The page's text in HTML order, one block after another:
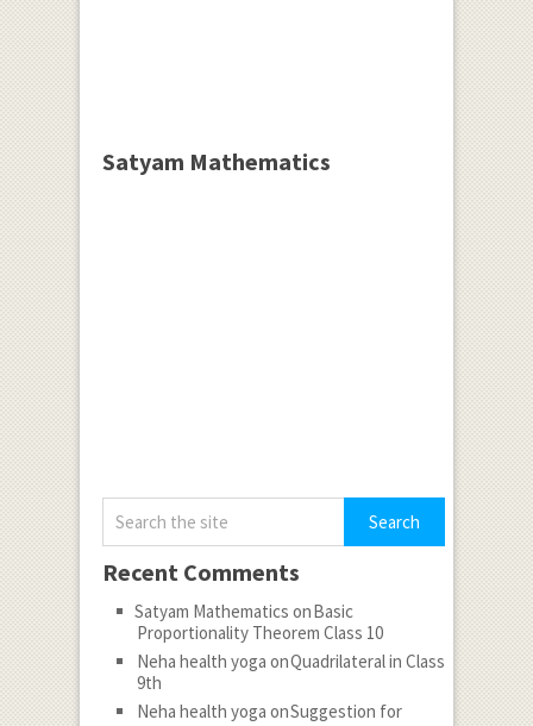
Satyam Mathematics
Recent Comments
Satyam Mathematics onBasic
Proportionality Theorem Class 10
Neha health yoga onQuadrilateral in Class
9th
Neha health yoga onSuggestion for